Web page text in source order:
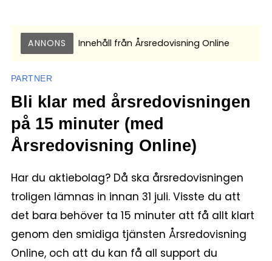
ANNONS Innehåll från Årsredovisning Online
PARTNER
Bli klar med årsredovisningen
på 15 minuter (med
Årsredovisning Online)
Har du aktiebolag? Då ska årsredovisningen
troligen lämnas in innan 31 juli. Visste du att
det bara behöver ta 15 minuter att få allt klart
genom den smidiga tjänsten Årsredovisning
Online, och att du kan få all support du